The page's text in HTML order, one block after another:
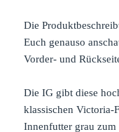
Die
Euch genauso
Vorder- und
Die IG gibt diese
klassischen Victoria-
Innenfutter grau zum